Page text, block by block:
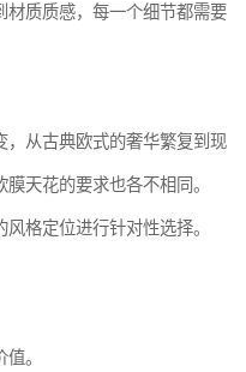
材质质感，每一个细节都需要
，从古典欧式的奢华繁复到现
天花的要求也各不相同。
格定位进行针对性选择。
。